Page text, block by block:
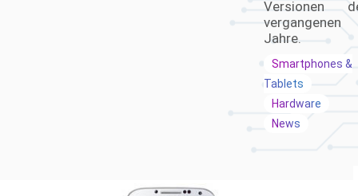
Versionen
vergangenen
Jahre.
Smartphones &
Tablets
Hardware
News